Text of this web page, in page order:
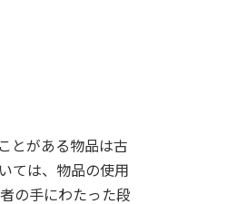
とがある物品は古
ては、物品の使用
の手にわたった段